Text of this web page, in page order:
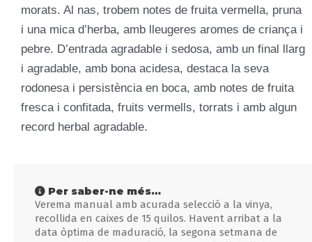
morats. Al nas, trobem notes de fruita vermella, pruna
i una mica d’herba, amb lleugeres aromes de criança i
pebre. D’entrada agradable i sedosa, amb un final llarg
i agradable, amb bona acidesa, destaca la seva
rodonesa i persistència en boca, amb notes de fruita
fresca i confitada, fruits vermells, torrats i amb algun
record herbal agradable.
Per saber-ne més…
Verema manual amb acurada selecció a la vinya,
recollida en caixes de 15 quilos. Havent arribat a la
data òptima de maduració, la segona setmana de